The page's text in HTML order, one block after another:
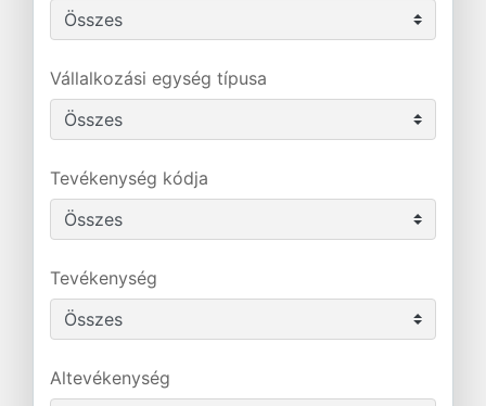
Vállalkozási egység típusa
Tevékenység kódja
Tevékenység
Altevékenység